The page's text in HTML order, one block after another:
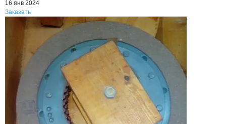
16 янв 2024
Заказать